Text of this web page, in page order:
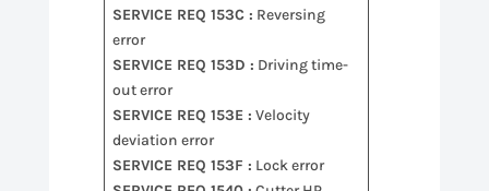
SERVICE REQ 153C : Reversing
error
SERVICE REQ 153D : Driving time-
out error
SERVICE REQ 153E : Velocity
deviation error
SERVICE REQ 153F : Lock error